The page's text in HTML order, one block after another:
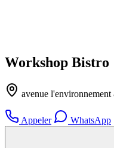
Workshop Bistro
avenue
Appeler WhatsApp